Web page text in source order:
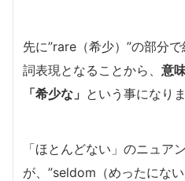
先に”rare（希少）”の部分
詞表現となることから、 意
「希少な」 という事になりま
「ほとんどない」のニュア
が、”seldom（めったにな